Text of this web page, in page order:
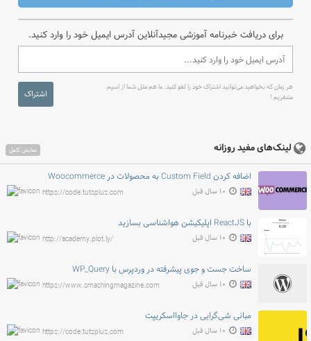
برای دریافت خبرنامه آموزشی مجیدآنلاین آدرس ایمیل خود را وارد کنید.
هر زمان که بخواهید می‌توانید اشتراک خود را لغو کنید. ما هم مثل شما از اسپم
متنفریم !
اشتراک
لینک‌های مفید روزانه نمایش کامل
اضافه کردن Custom Field به محصولات در Woocommerce
https://code.tutsplus.com ۱۰ سال قبل
با ReactJS اپلیکیشن هواشناسی بسازید
http://academy.plot.ly/ ۱۰ سال قبل
ساخت جست و جوی پیشرفته در وردپرس با WP_Query
https://www.smashingmagazine.com ۱۰ سال قبل
مبانی شی‌گرایی در جاوااسکریپت
https://code.tutsplus.com ۱۰ سال قبل